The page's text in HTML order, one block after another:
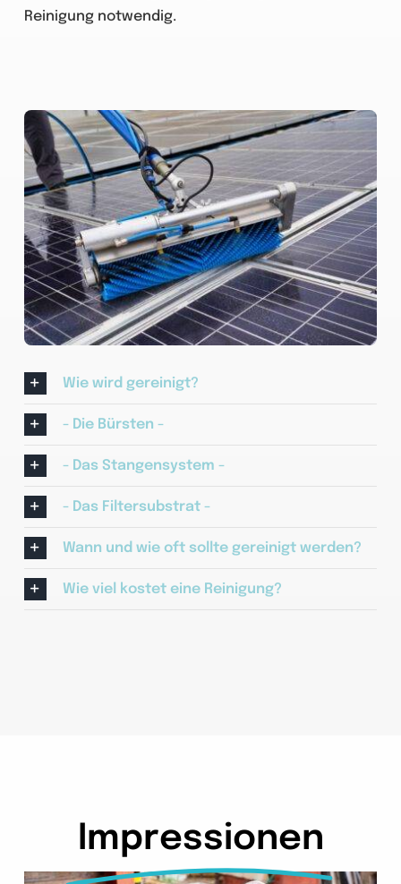
Reinigung notwendig.
Wie wird gereinigt?
- Die Bürsten -
- Das Stangensystem -
- Das Filtersubstrat -
Wann und wie oft sollte gereinigt werden?
Wie viel kostet eine Reinigung?
Impressionen